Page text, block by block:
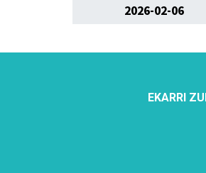
2026-02-06
EKARRI